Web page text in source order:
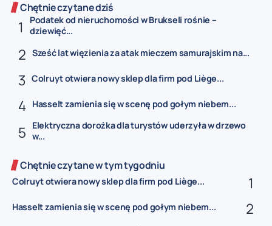
Chętnie czytane dziś
Podatek od nieruchomości w Brukseli rośnie –
dziewięć...
Sześć lat więzienia za atak mieczem samurajskim na...
Colruyt otwiera nowy sklep dla firm pod Liège...
Hasselt zamienia się w scenę pod gołym niebem...
Elektryczna dorożka dla turystów uderzyła w drzewo
w...
Chętnie czytane w tym tygodniu
Colruyt otwiera nowy sklep dla firm pod Liège...
Hasselt zamienia się w scenę pod gołym niebem...